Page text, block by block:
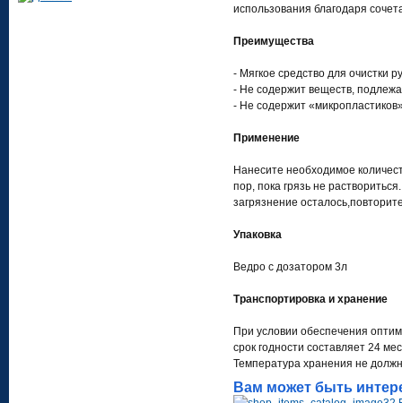
использования благодаря
Преимущества
- Мягкое средство для очистки
- Не содержит веществ,
- Не содержит
Применение
Нанесите необходимое
пор, пока грязь не
загрязнение
Упаковка
Ведро с дозатором 3л
Транспортировка и хранение
При условии обеспечения
срок годности составляет 24
Температура хранения не
Вам может быть